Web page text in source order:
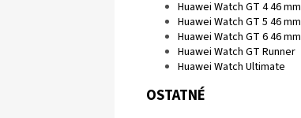
Huawei Watch GT 4 46 mm
Huawei Watch GT 5 46 mm
Huawei Watch GT 6 46 mm
Huawei Watch GT Runner
Huawei Watch Ultimate
OSTATNÉ